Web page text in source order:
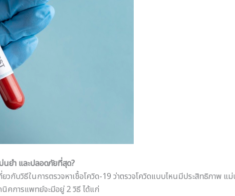
นยำ และปลอดภัยที่สุด?
กับวิธีในการตรวจหาเชื้อโควิด-19 ว่าตรวจโควิดแบบไหนมีประสิทธิภาพ
นิค​การแพทย์จะมีอยู่ 2 วิธี ได้แก่